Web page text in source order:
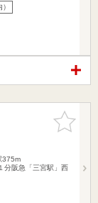
お気に入
りに追加
375m
阪急「三宮駅」西